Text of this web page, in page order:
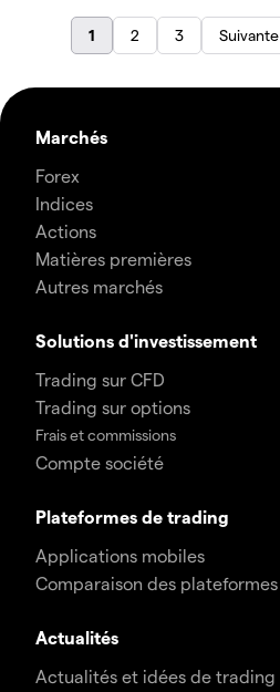
1 2 3 Suivante
Marchés
Forex
Indices
Actions
Matières premières
Autres marchés
Solutions d'investissement
Trading sur CFD
Trading sur options
Frais et commissions
Compte société
Plateformes de trading
Applications mobiles
Comparaison des plateformes
Actualités
Actualités et idées de trading